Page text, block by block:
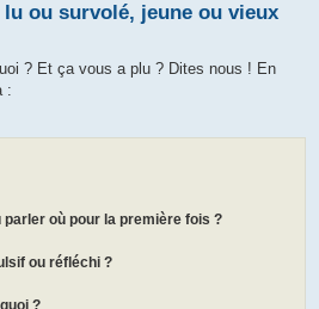
ou survolé, jeune ou vieux
? Et ça vous a plu ? Dites nous ! En
:
parler où pour la première fois ?
ou réfléchi ?